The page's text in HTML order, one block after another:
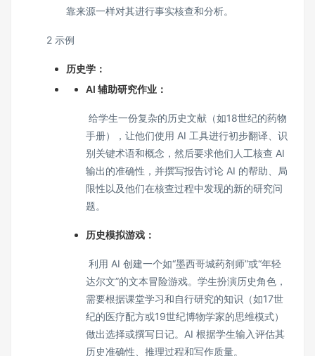
靠来源一样对其进行事实核查和分析。
2 示例
历史学：
AI 辅助研究作业：
给学生一份复杂的历史文献（如18世纪的药物
手册），让他们使用 AI 工具进行初步翻译、识
别关键术语和概念，然后要求他们人工核查 AI
输出的准确性，并撰写报告讨论 AI 的帮助、局
限性以及他们在核查过程中发现的新的研究问
题。
历史模拟游戏：
利用 AI 创建一个如“墨西哥城药剂师”或“年轻
达尔文”的文本冒险游戏。学生扮演历史角色，
需要根据课堂学习和自行研究的知识（如17世
纪的医疗配方或19世纪博物学家的思维模式）
做出选择或撰写日记。AI 根据学生输入评估其
历史准确性、推理过程和写作质量。